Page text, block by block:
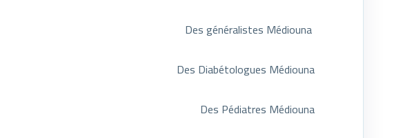
Des Diabétologues Médiouna
Des Pédiatres Médiouna